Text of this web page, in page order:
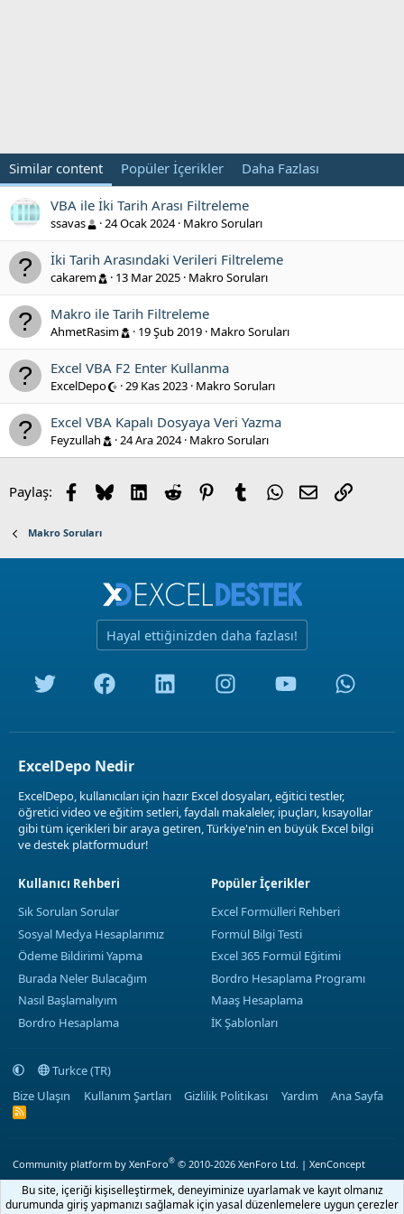
Similar content Popüler İçerikler Daha Fazlası
VBA ile İki Tarih Arası Filtreleme
ssavas 24 Ocak 2024 Makro Soruları
İki Tarih Arasındaki Verileri Filtreleme
cakarem 13 Mar 2025 Makro Soruları
Makro ile Tarih Filtreleme
AhmetRasim 19 Şub 2019 Makro Soruları
Excel VBA F2 Enter Kullanma
ExcelDepo 29 Kas 2023 Makro Soruları
Excel VBA Kapalı Dosyaya Veri Yazma
Feyzullah 24 Ara 2024 Makro Soruları
Paylaş: Facebook
BlueskyLinkedIn
Reddit PinterestTumblrWhatsApp
E-postaLink
Makro Soruları
Hayal ettiğinizden daha fazlası!
ExcelDepo Nedir
ExcelDepo, kullanıcıları için hazır Excel dosyaları, eğitici testler,
öğretici video ve eğitim setleri, faydalı makaleler, ipuçları, kısayollar
gibi tüm içerikleri bir araya getiren, Türkiye'nin en büyük Excel bilgi
ve destek platformudur!
Kullanıcı Rehberi
Sık Sorulan Sorular
Sosyal Medya Hesaplarımız
Ödeme Bildirimi Yapma
Burada Neler Bulacağım
Nasıl Başlamalıyım
Bordro Hesaplama
Popüler İçerikler
Excel Formülleri Rehberi
Formül Bilgi Testi
Excel 365 Formül Eğitimi
Bordro Hesaplama Programı
Maaş Hesaplama
İK Şablonları
Turkce (TR)
Bize Ulaşın
Kullanım Şartları Gizlilik Politikası Yardım Ana Sayfa
R
S
Community platform by XenForo® © 2010-2026 XenForo Ltd. | XenConcept
Bu site, içeriği kişiselleştirmek, deneyiminize uyarlamak ve kayıt olmanız
durumunda giriş yapmanızı sağlamak için yasal düzenlemelere uygun çerezler